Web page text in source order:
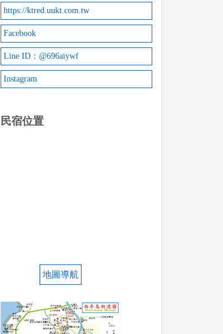
https://ktred.uukt.com.tw
Facebook
Line ID：@696aiywf
Instagram
民宿位置
地圖導航